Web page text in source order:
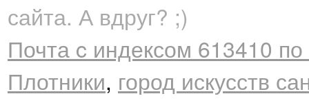
сайта. А вдруг? ;)
Почта c индексом 613410
Плотники, город искусств